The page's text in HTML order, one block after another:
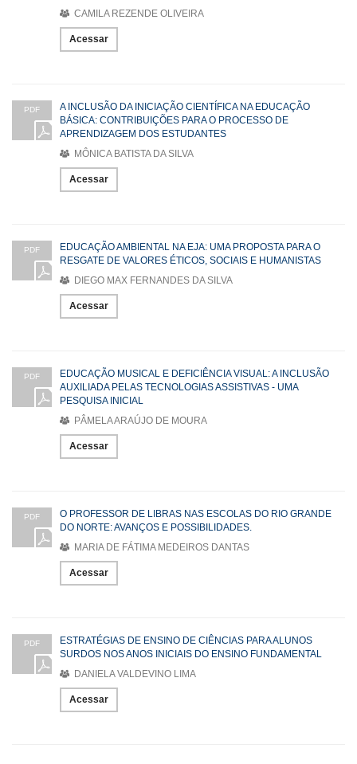
CAMILA REZENDE OLIVEIRA
Acessar
PDF
A INCLUSÃO DA INICIAÇÃO CIENTÍFICA NA EDUCAÇÃO
BÁSICA: CONTRIBUIÇÕES PARA O PROCESSO DE
APRENDIZAGEM DOS ESTUDANTES
MÔNICA BATISTA DA SILVA
Acessar
PDF
EDUCAÇÃO AMBIENTAL NA EJA: UMA PROPOSTA PARA O
RESGATE DE VALORES ÉTICOS, SOCIAIS E HUMANISTAS
DIEGO MAX FERNANDES DA SILVA
Acessar
PDF
EDUCAÇÃO MUSICAL E DEFICIÊNCIA VISUAL: A INCLUSÃO
AUXILIADA PELAS TECNOLOGIAS ASSISTIVAS - UMA
PESQUISA INICIAL
PÂMELA ARAÚJO DE MOURA
Acessar
PDF
O PROFESSOR DE LIBRAS NAS ESCOLAS DO RIO GRANDE
DO NORTE: AVANÇOS E POSSIBILIDADES.
MARIA DE FÁTIMA MEDEIROS DANTAS
Acessar
PDF
ESTRATÉGIAS DE ENSINO DE CIÊNCIAS PARA ALUNOS
SURDOS NOS ANOS INICIAIS DO ENSINO FUNDAMENTAL
DANIELA VALDEVINO LIMA
Acessar